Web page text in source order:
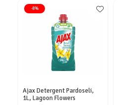
-8%
Ajax Detergent Pardoseli,
1L, Lagoon Flowers